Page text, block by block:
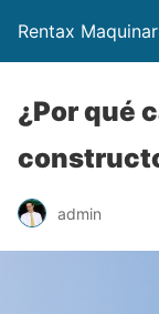
Rentax
¿Por qué
admin